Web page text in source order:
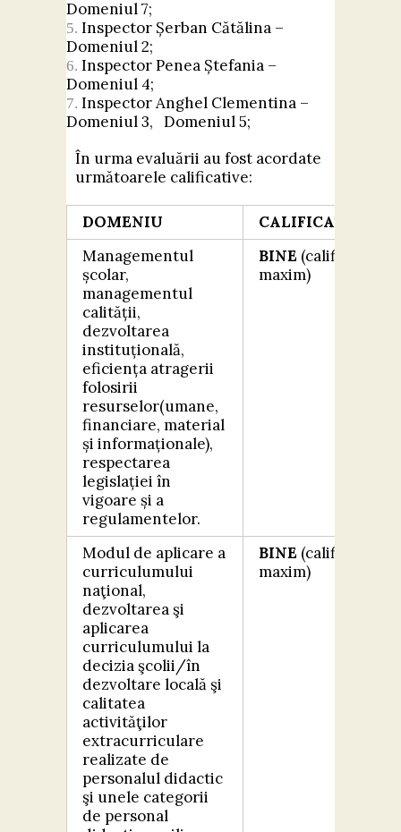
Domeniul 7;
Inspector Șerban Cătălina –
Domeniul 2;
Inspector Penea Ștefania –
Domeniul 4;
Inspector Anghel Clementina –
Domeniul 3, Domeniul 5;
În urma evaluării au fost acordate
următoarele calificative:
DOMENIU
CALIFICATIV
Managementul
școlar,
managementul
calității,
dezvoltarea
instituțională,
eficiența atragerii
folosirii
resurselor(umane,
financiare, material
și informaționale),
respectarea
legislației în
vigoare și a
regulamentelor.
BINE (calificativ
maxim)
Modul de aplicare a
curriculumului
naţional,
dezvoltarea şi
aplicarea
curriculumului la
decizia şcolii/în
dezvoltare locală şi
calitatea
activităţilor
extracurriculare
realizate de
personalul didactic
şi unele categorii
de personal
BINE (calificativ
maxim)